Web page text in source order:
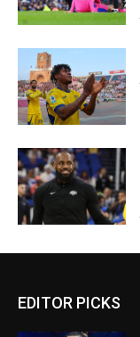
EDITOR PICKS